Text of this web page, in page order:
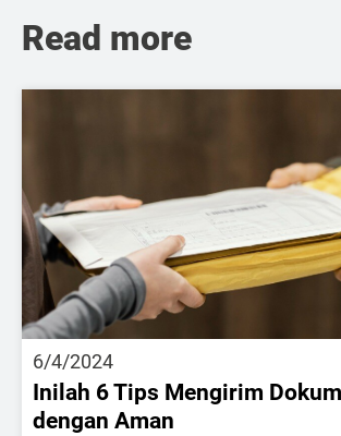
Read more
6/4/2024
Inilah 6 Tips Mengirim
dengan Aman